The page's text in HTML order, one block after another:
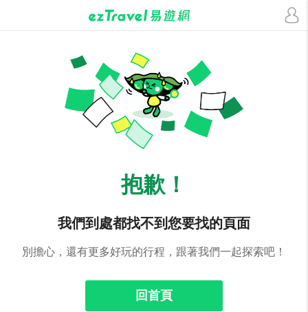
抱歉！
我們到處都找不到您要找的頁面
別擔心，還有更多好玩的行程，跟著我們一起探索吧！
回首頁